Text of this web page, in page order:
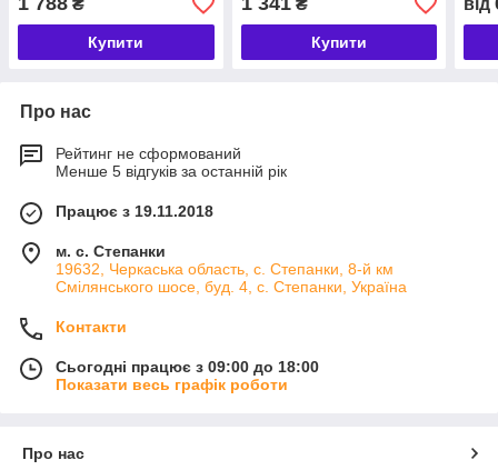
₴
Купити
₴
Купити
від
Про нас
Рейтинг не сформований
Менше 5 відгуків за останній рік
Працює з 19.11.2018
м. с. Степанки
19632, Черкаська область, с. Степанки, 8-й км
Смілянського шосе, буд. 4, с. Степанки, Україна
Контакти
Сьогодні працює з 09:00 до 18:00
Показати весь графік роботи
Про нас